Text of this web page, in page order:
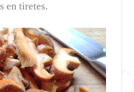
en tiretes.